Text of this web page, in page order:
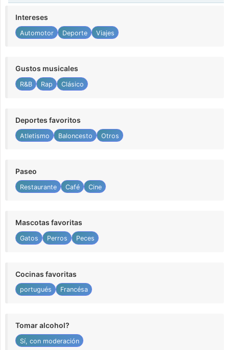
Intereses
Automotor Deporte Viajes
Gustos musicales
R&B Rap Clásico
Deportes favoritos
Atletismo Baloncesto Otros
Paseo
Restaurante Café Cine
Mascotas favoritas
Gatos Perros Peces
Cocinas favoritas
portugués Francésa
Tomar alcohol?
Sí, con moderación